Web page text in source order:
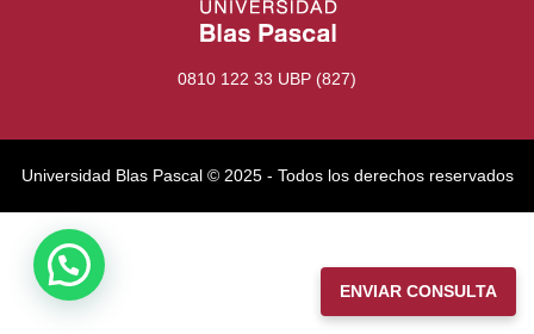
0810 122 33 UBP (827)
Universidad Blas Pascal ©️ 2025 - Todos los derechos reservados
ENVIAR CONSULTA